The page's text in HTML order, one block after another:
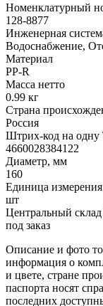
Номенклатурный
128-8877
Инженерная
Водоснабжение,
Материал
PP-R
Масса нетто
0.99 кг
Страна
Россия
Штрих-код на
4660028384122
Диаметр, мм
160
Единица измерения
шт
Центральный
под заказ
Описание и фото
информация о
и цвете, стране
паспорта носят
последних